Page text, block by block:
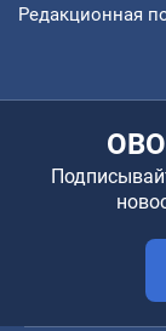
Редакционная